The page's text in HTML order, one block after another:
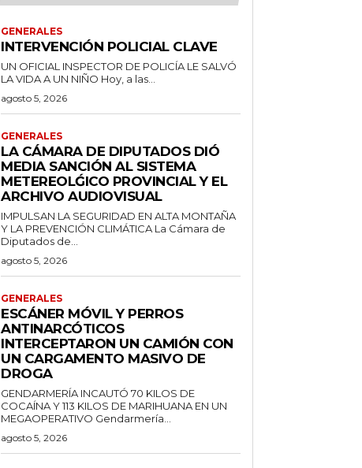
GENERALES
INTERVENCIÓN POLICIAL CLAVE
UN OFICIAL INSPECTOR DE POLICÍA LE SALVÓ
LA VIDA A UN NIÑO Hoy, a las...
agosto 5, 2026
GENERALES
LA CÁMARA DE DIPUTADOS DIÓ
MEDIA SANCIÓN AL SISTEMA
METEREOLǴICO PROVINCIAL Y EL
ARCHIVO AUDIOVISUAL
IMPULSAN LA SEGURIDAD EN ALTA MONTAÑA
Y LA PREVENCIÓN CLIMÁTICA La Cámara de
Diputados de...
agosto 5, 2026
GENERALES
ESCÁNER MÓVIL Y PERROS
ANTINARCÓTICOS
INTERCEPTARON UN CAMIÓN CON
UN CARGAMENTO MASIVO DE
DROGA
GENDARMERÍA INCAUTÓ 70 KILOS DE
COCAÍNA Y 113 KILOS DE MARIHUANA EN UN
MEGAOPERATIVO Gendarmería...
agosto 5, 2026